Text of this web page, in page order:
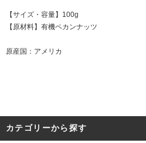
【サイズ・容量】100g
【原材料】有機ペカンナッツ
原産国：アメリカ
カテゴリーから探す